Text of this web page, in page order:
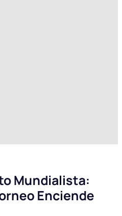
Mundialista:
Enciende